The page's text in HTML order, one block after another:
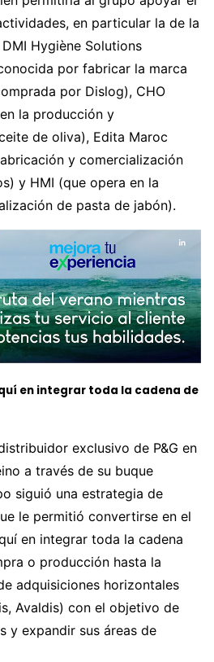
en particular la de la
Hygiène Solutions
por fabricar la marca
por Dislog), CHO
la producción y
de oliva), Edita Maroc
y comercialización
y HMI (que opera en la
de pasta de jabón).
en integrar toda la cadena de
exclusivo de P&G en
a través de su buque
siguió una estrategia de
le permitió convertirse en el
en integrar toda la cadena
o producción hasta la
adquisiciones horizontales
Avaldis) con el objetivo de
y expandir sus áreas de